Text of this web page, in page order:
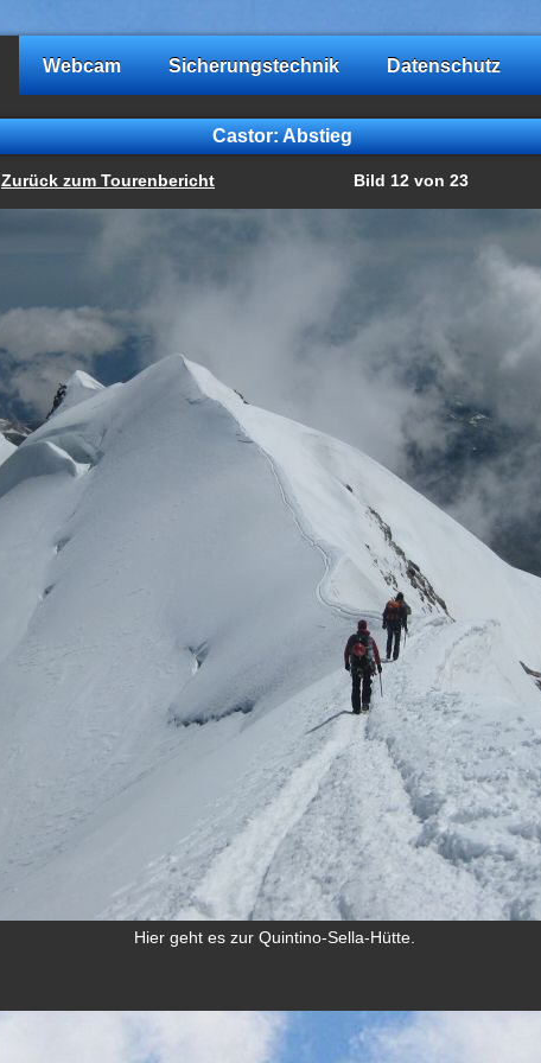
Webcam Sicherungstechnik Datenschutz
Castor: Abstieg
Zurück zum Tourenbericht Bild 12 von 23
Hier geht es zur Quintino-Sella-Hütte.